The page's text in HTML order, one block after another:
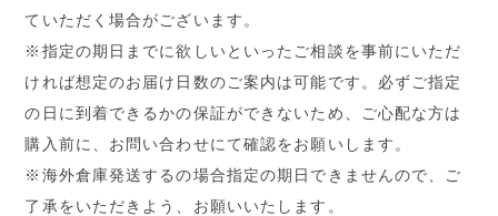
ていただく場合がございます。
※指定の期日までに欲しいといったご相談を事前にいただ
ければ想定のお届け日数のご案内は可能です。必ずご指定
の日に到着できるかの保証ができないため、ご心配な方は
購入前に、お問い合わせにて確認をお願いします。
※海外倉庫発送するの場合指定の期日できませんので、ご
了承をいただきよう、お願いいたします。